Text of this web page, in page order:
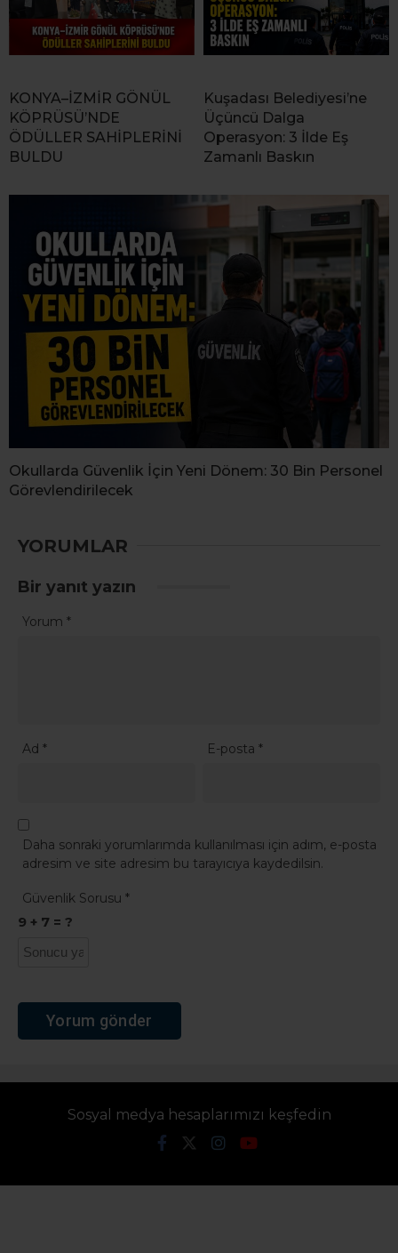
KONYA–İZMİR GÖNÜL
KÖPRÜSÜ’NDE
ÖDÜLLER SAHİPLERİNİ
BULDU
Kuşadası Belediyesi’ne
Üçüncü Dalga
Operasyon: 3 İlde Eş
Zamanlı Baskın
Okullarda Güvenlik İçin Yeni Dönem: 30 Bin Personel
Görevlendirilecek
YORUMLAR
Bir yanıt yazın
Yorum *
Ad * E-posta*
Daha sonraki yorumlarımda kullanılması için adım, e-posta
adresim ve site adresim bu tarayıcıya kaydedilsin.
Güvenlik Sorusu *
9 + 7 = ?
Sosyal medya hesaplarımızı keşfedin